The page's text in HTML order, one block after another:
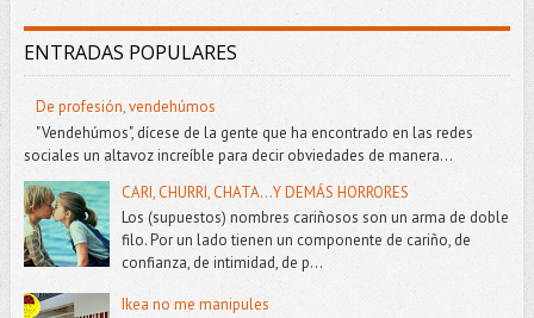
ENTRADAS POPULARES
De profesión, vendehúmos
"Vendehúmos", dícese de la gente que ha encontrado en las redes
sociales un altavoz increíble para decir obviedades de manera...
CARI, CHURRI, CHATA...Y DEMÁS HORRORES
Los (supuestos) nombres cariñosos son un arma de doble
filo. Por un lado tienen un componente de cariño, de
confianza, de intimidad, de p...
Ikea no me manipules